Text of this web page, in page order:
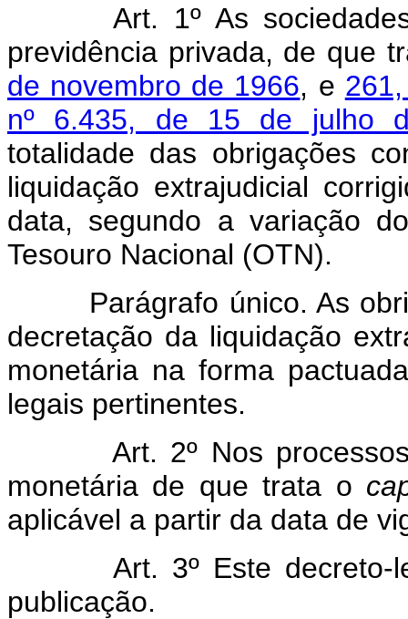
Art. 1º As
previdência privada, de que
de novembro de 1966, e
nº 6.435, de 15 de julho
totalidade das obrigações
liquidação extrajudicial
data, segundo a variação
Tesouro Nacional (OTN).
Parágrafo único. As
decretação da liquidação
monetária na forma
legais pertinentes.
Art. 2º Nos processos
monetária de que trata o
aplicável a partir da data de
Art. 3º Este decreto-lei
publicação.